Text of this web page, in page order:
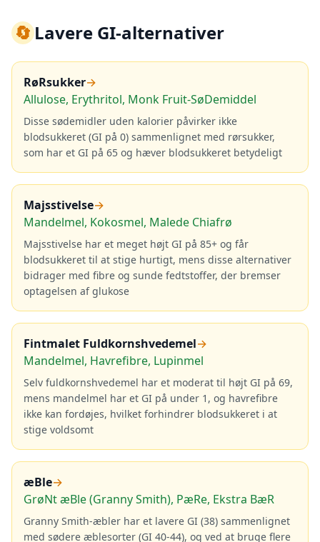
🔄Lavere GI-alternativer
RøRsukker→
Allulose, Erythritol, Monk Fruit-SøDemiddel
Disse sødemidler uden kalorier påvirker ikke
blodsukkeret (GI på 0) sammenlignet med rørsukker,
som har et GI på 65 og hæver blodsukkeret betydeligt
Majsstivelse→
Mandelmel, Kokosmel, Malede Chiafrø
Majsstivelse har et meget højt GI på 85+ og får
blodsukkeret til at stige hurtigt, mens disse alternativer
bidrager med fibre og sunde fedtstoffer, der bremser
optagelsen af glukose
Fintmalet Fuldkornshvedemel→
Mandelmel, Havrefibre, Lupinmel
Selv fuldkornshvedemel har et moderat til højt GI på 69,
mens mandelmel har et GI på under 1, og havrefibre
ikke kan fordøjes, hvilket forhindrer blodsukkeret i at
stige voldsomt
æBle→
GrøNt æBle (Granny Smith), PæRe, Ekstra BæR
Granny Smith-æbler har et lavere GI (38) sammenlignet
med sødere æblesorter (GI 40-44), og ved at bruge flere